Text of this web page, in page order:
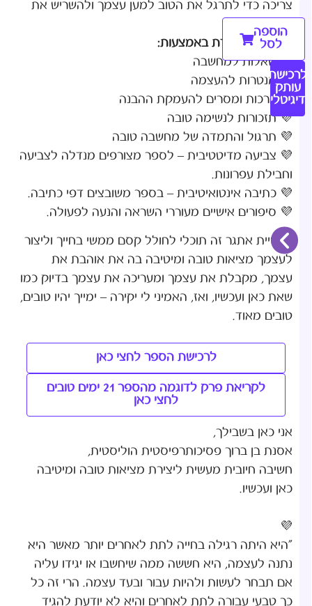
צריכה כדי לתרגל את הטוב למען עצמך ולהשריש את
היכולת הנלמדת באמצעות:
💜 שאלות למחשבה
💜 מנטרות להעצמה
💜 ברכות ומסרים להעמקת ההבנה
💜 תזכורות לנשימה טובה
💜 תרגול והתמדה של מחשבה טובה
💜 צביעה מדיטטיבית – לספר מצורפים מנדלה לצביעה
וחבילת עפרונות.
💜 כתיבה אינטואיטיבית – בספר משובצים דפי כתיבה.
💜 סיפורים אישיים מעוררי השראה והנעה לפעולה.
בעשיית אתגר זה תוכלי לחולל קסם ממשי בחייך וליצור
לעצמך מציאות טובה ומיטיבה בה את אוהבת את
עצמך, מקבלת את עצמך ומעריכה את עצמך בדיוק כמו
שאת כאן ועכשיו, ואז, האמיני לי יקירה – ימייך יהיו טובים,
טובים מאוד.
לרכישת הספר לחצי כאן
לקריאת פרק לדוגמה מהספר 21 ימים טובים
לחצי כאן
אני כאן בשבילך,
אסנת בן ברוך פסיכותרפיסטית הוליסטית,
חשיבה חיובית מעשית ליצירת מציאות טובה ומיטיבה
כאן ועכשיו.
💜
"היא היתה רגילה בחייה לתת לאחרים יותר מאשר היא
נתנה לעצמה, היא חששה ממה שיחשבו או יגידו עליה
אם תבחר לעשות ולהיות עבור ובעד עצמה. הרי זה כל
כך טבעי עבורה לתת לאחרים והיא לא יודעת להגיד
הוספה
לסל
לרכישת
עותק
דיגיטלי